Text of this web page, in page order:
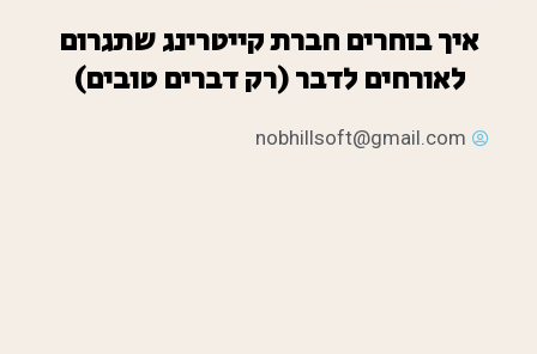
איך בוחרים חברת קייטרינג שתגרום
לאורחים לדבר (רק דברים טובים)
nobhillsoft@gmail.com